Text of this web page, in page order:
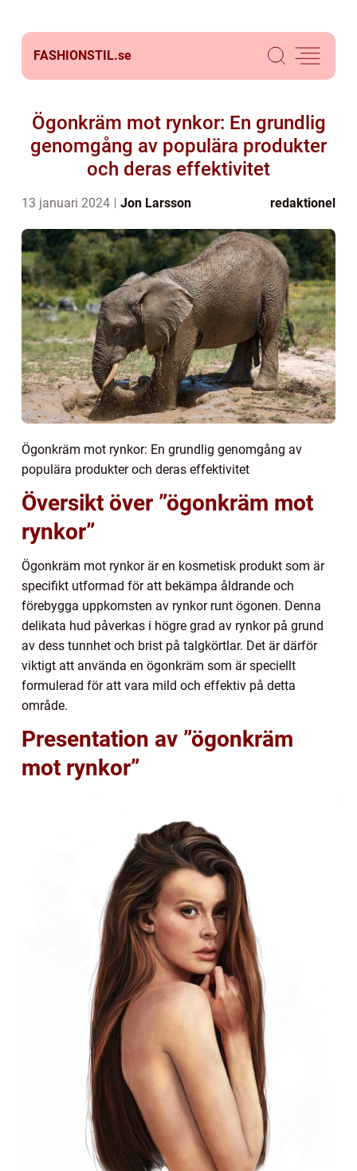
FASHIONSTIL.se
Ögonkräm mot rynkor: En grundlig
genomgång av populära produkter
och deras effektivitet
13 januari 2024 Jon Larsson redaktionel
Ögonkräm mot rynkor: En grundlig genomgång av
populära produkter och deras effektivitet
Översikt över ”ögonkräm mot
rynkor”
Ögonkräm mot rynkor är en kosmetisk produkt som är
specifikt utformad för att bekämpa åldrande och
förebygga uppkomsten av rynkor runt ögonen. Denna
delikata hud påverkas i högre grad av rynkor på grund
av dess tunnhet och brist på talgkörtlar. Det är därför
viktigt att använda en ögonkräm som är speciellt
formulerad för att vara mild och effektiv på detta
område.
Presentation av ”ögonkräm
mot rynkor”